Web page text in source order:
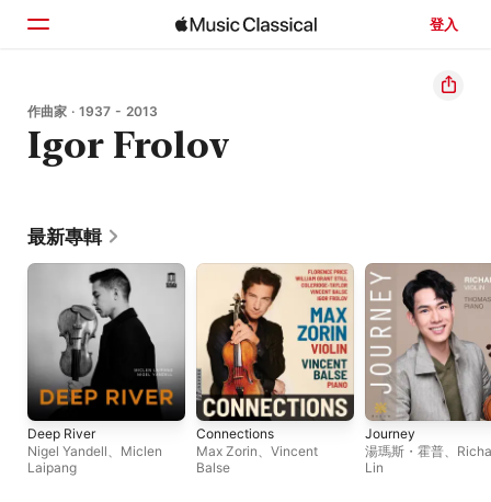
登入
首頁
瀏覽
作曲家 · 1937 - 2013
Igor Frolov
最新專輯
Deep River
Nigel Yandell、 Miclen
Laipang
Connections
Max Zorin、 Vincent
Balse
Journey
湯瑪斯・霍普、
Lin